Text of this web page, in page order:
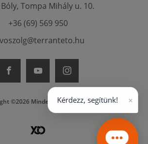
Tompa Mihály u. 10.
+36 (69) 569 950
©2026 Minden jog fenntartva
Kérdezz, segítünk! ×